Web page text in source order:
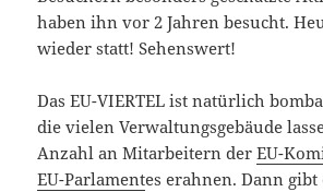
haben ihn vor 2 Jahren besucht.
wieder statt! Sehenswert!
Das EU-VIERTEL ist natürlich
die vielen Verwaltungsgebäude
Anzahl an Mitarbeitern derEU-
EU-Parlamentes erahnen. Dann